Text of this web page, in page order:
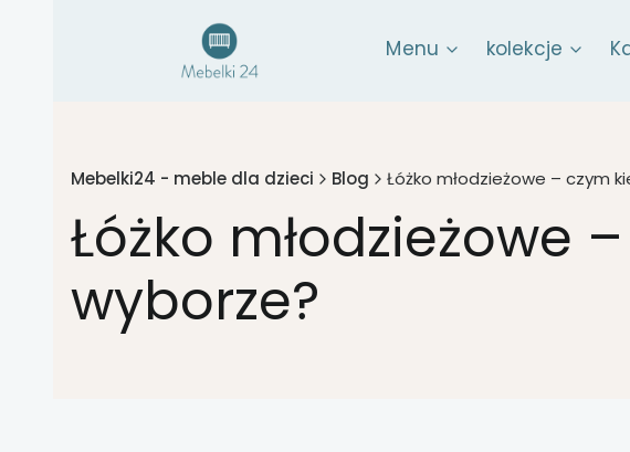
Menu kolekcje
Mebelki24 - meble dla dzieci Blog Łóżko młodzieżowe – czym
Łóżko młodzieżowe
wyborze?